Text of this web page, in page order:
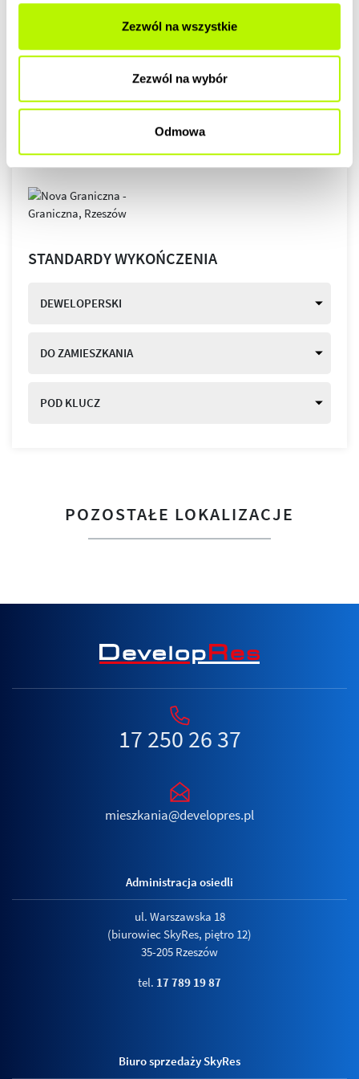
Zezwól na wszystkie
Zezwól na wybór
Odmowa
STANDARDY WYKOŃCZENIA
DEWELOPERSKI
DO ZAMIESZKANIA
POD KLUCZ
POZOSTAŁE LOKALIZACJE
17 250 26 37
mieszkania@developres.pl
Administracja osiedli
ul. Warszawska 18
(biurowiec SkyRes, piętro 12)
35-205 Rzeszów
tel. 17 789 19 87
Biuro sprzedaży SkyRes